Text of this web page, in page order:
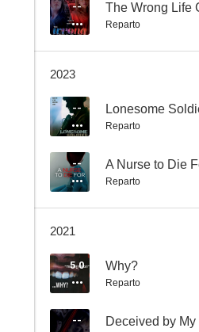
Animadoras en peligro
-- The Wrong Life
Reparto
2023
-- Lonesome
Reparto
-- A Nurse to Die
Reparto
2021
5.0 Why?
Reparto
-- Deceived by